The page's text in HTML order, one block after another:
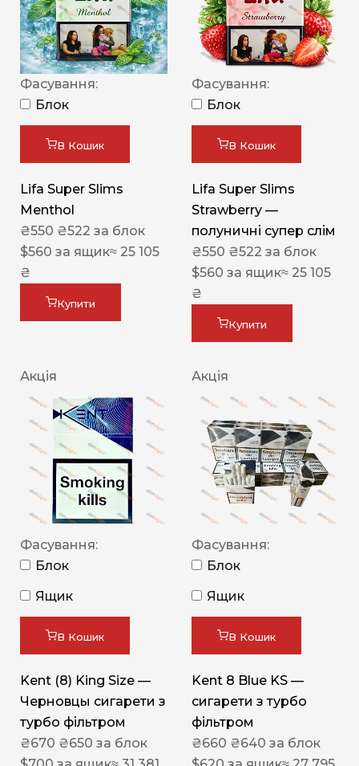
Фасування:
Блок
В Кошик
Lifa Super Slims
Menthol
₴550 ₴522 за блок
$560 за ящик≈ 25 105
₴
Купити
Фасування:
Блок
В Кошик
Lifa Super Slims
Strawberry —
полуничні супер слім
₴550 ₴522 за блок
$560 за ящик≈ 25 105
₴
Купити
Акція
Фасування:
Блок
Ящик
В Кошик
Kent (8) King Size —
Черновцы сигарети з
турбо фільтром
₴670 ₴650 за блок
Акція
Фасування:
Блок
Ящик
В Кошик
Kent 8 Blue KS —
сигарети з турбо
фільтром
₴660 ₴640 за блок